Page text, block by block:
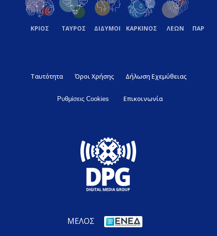
ΚΡΙΟΣ ΤΑΥΡΟΣ ΔΙΔΥΜΟΙ ΚΑΡΚΙΝΟΣ ΛΕΩΝ
Ταυτότητα Όροι Χρήσης Δήλωση Εχεμύθειας
Ρυθμίσεις Cookies Επικοινωνία
ΜΕΛΟΣ